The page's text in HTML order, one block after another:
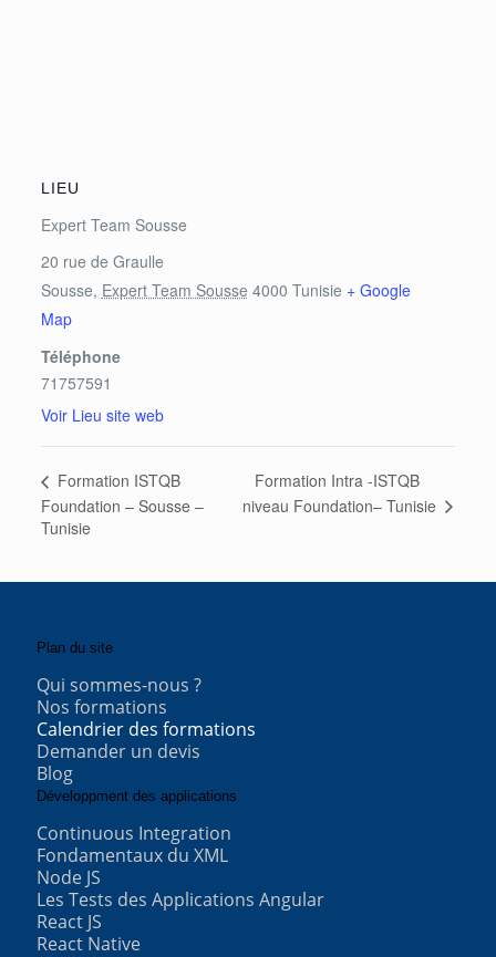
LIEU
Expert Team Sousse
20 rue de Graulle
Sousse, Expert Team Sousse 4000 Tunisie + Google
Map
Téléphone
71757591
Voir Lieu site web
Formation ISTQB
Foundation – Sousse –
Tunisie
Formation Intra -ISTQB
niveau Foundation– Tunisie
Plan du site
Qui sommes-nous ?
Nos formations
Calendrier des formations
Demander un devis
Blog
Développment des applications
Continuous Integration
Fondamentaux du XML
Node JS
Les Tests des Applications Angular
React JS
React Native